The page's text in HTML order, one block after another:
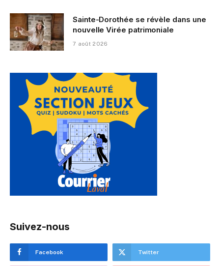
Sainte-Dorothée se révèle dans une
nouvelle Virée patrimoniale
7 août 2026
Suivez-nous
Facebook Twitter